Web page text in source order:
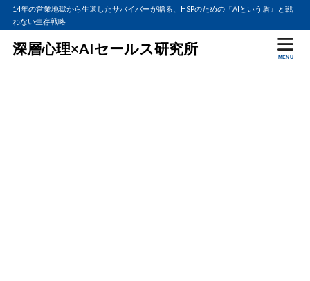
14年の営業地獄から生還したサバイバーが贈る、HSPのための『AIという盾』と戦
わない生存戦略
深層心理×AIセールス研究所
MENU